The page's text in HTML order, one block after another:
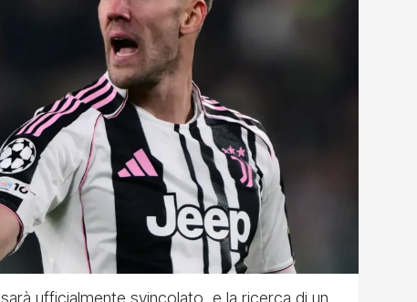
sarà ufficialmente svincolato, e la ricerca di un